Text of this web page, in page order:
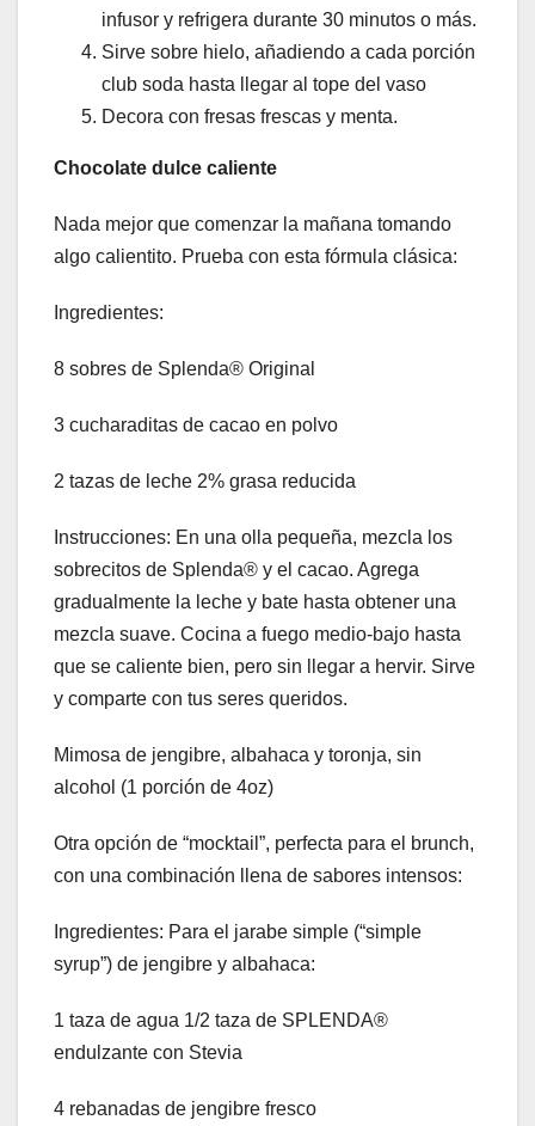
infusor y refrigera durante 30 minutos o más.
Sirve sobre hielo, añadiendo a cada porción
club soda hasta llegar al tope del vaso
Decora con fresas frescas y menta.
Chocolate dulce caliente
Nada mejor que comenzar la mañana tomando
algo calientito. Prueba con esta fórmula clásica:
Ingredientes:
8 sobres de Splenda® Original
3 cucharaditas de cacao en polvo
2 tazas de leche 2% grasa reducida
Instrucciones: En una olla pequeña, mezcla los
sobrecitos de Splenda® y el cacao. Agrega
gradualmente la leche y bate hasta obtener una
mezcla suave. Cocina a fuego medio-bajo hasta
que se caliente bien, pero sin llegar a hervir. Sirve
y comparte con tus seres queridos.
Mimosa de jengibre, albahaca y toronja, sin
alcohol (1 porción de 4oz)
Otra opción de “mocktail”, perfecta para el brunch,
con una combinación llena de sabores intensos:
Ingredientes: Para el jarabe simple (“simple
syrup”) de jengibre y albahaca:
1 taza de agua 1/2 taza de SPLENDA®
endulzante con Stevia
4 rebanadas de jengibre fresco